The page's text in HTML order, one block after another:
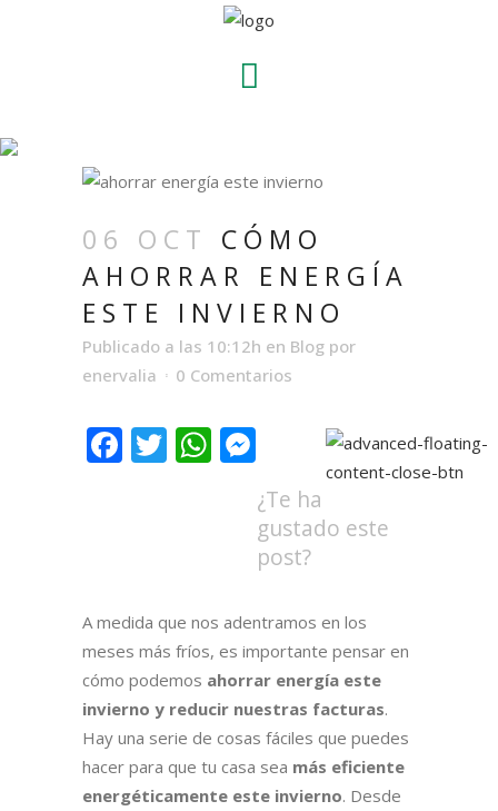
ENERGÍA ESTE INVIERNO
06 OCT
CÓMO
AHORRAR ENERGÍA
ESTE INVIERNO
Publicado a las 10:12h en Blog por
enervalia
0 Comentarios
Facebook
TwitterWhatsApp
Messenger
¿Te ha
gustado este
post?
A medida que nos adentramos en los
meses más fríos, es importante pensar en
cómo podemos ahorrar energía este
invierno y reducir nuestras facturas.
Hay una serie de cosas fáciles que puedes
hacer para que tu casa sea más eficiente
energéticamente este invierno. Desde